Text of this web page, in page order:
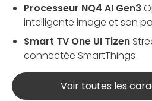
Processeur NQ4 AI Gen3
intelligente image et son
Smart TV One UI Tizen
connectée SmartThings
Voir toutes les